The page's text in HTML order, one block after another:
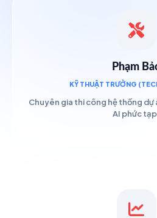
Phạm
KỸ THUẬT TRƯỞNG
Chuyên gia thi công hệ thống dự
AI phức